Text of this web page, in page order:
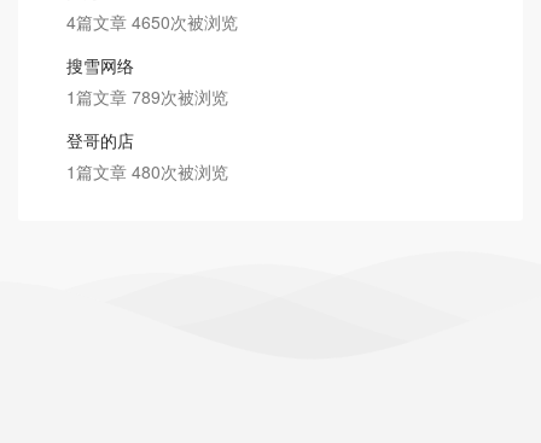
4篇文章 4650次被浏览
搜雪网络
1篇文章 789次被浏览
登哥的店
1篇文章 480次被浏览